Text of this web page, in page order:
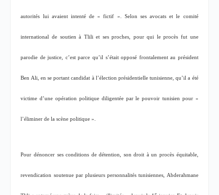
autorités lui avaient intenté de « fictif ». Selon ses avocats et le comité
international de soutien à Tlili et ses proches, pour qui le procès fut une
parodie de justice, c’est parce qu’il s’était opposé frontalement au président
Ben Ali, en se portant candidat à l’élection présidentielle tunisienne, qu’il a été
victime d’une opération politique diligentée par le pouvoir tunisien pour «
l’éliminer de la scène politique ».
Pour dénoncer ses conditions de détention, son droit à un procès équitable,
revendication soutenue par plusieurs personnalités tunisiennes, Abderahmane